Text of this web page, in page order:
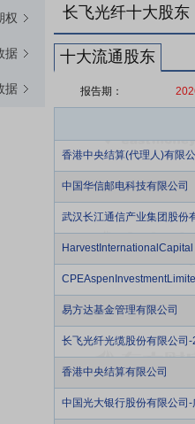
权
据
据
长飞光纤十大股东
十大流通股东
报告期：
香港中央结算(代理人)有限
中国华信邮电科技有限公司
武汉长江通信产业集团股份
易方达基金管理有限公司
长飞光纤光缆股份有限公司
香港中央结算有限公司
中国光大银行股份有限公司